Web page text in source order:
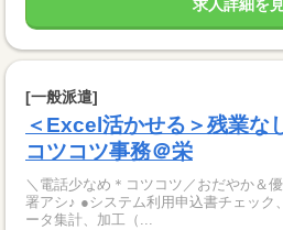
求人詳細を
[一般派遣]
＜Excel活かせる＞残業な
コツコツ事務＠栄
＼電話少なめ＊コツコツ／おだやか＆
署アシ♪ ●システム利用申込書チェック
ータ集計、加工（...